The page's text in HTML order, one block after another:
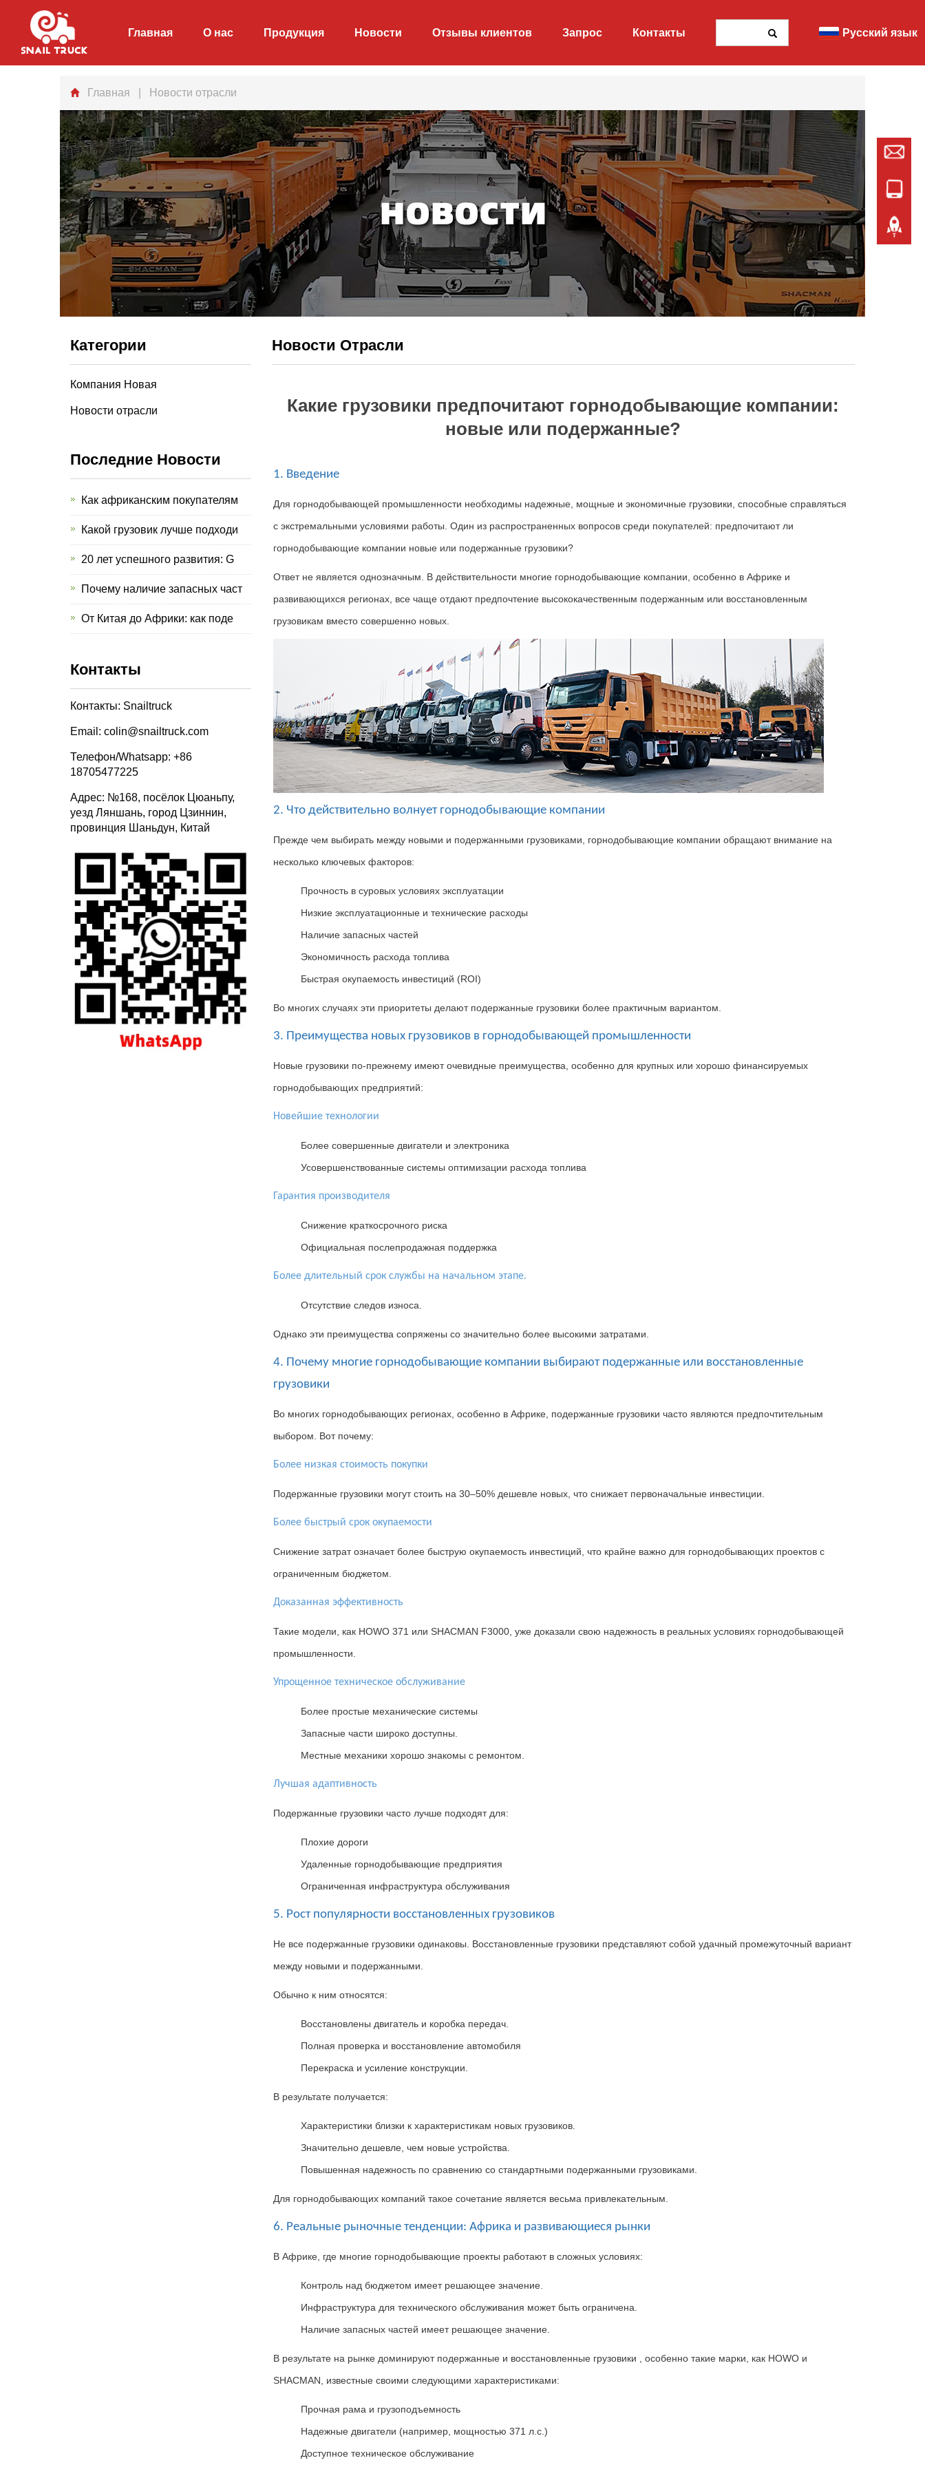
Главная О нас Продукция Новости Отзывы клиентов Запрос Контакты Русский язык
Главная | Новости отрасли
Новости Отрасли
Какие грузовики предпочитают горнодобывающие компании:
новые или подержанные?
1. Введение
Для горнодобывающей промышленности необходимы надежные, мощные и экономичные грузовики способные справляться
с экстремальными условиями работы Один из распространенных вопросов среди покупателей: предпочитают ли
горнодобывающие компании новые или подержанные грузовики?
Ответ не является однозначным В действительности многие горнодобывающие компании особенно в Африке и
развивающихся регионах, все чаще отдают предпочтение высококачественным подержанным или восстановленным
грузовикам вместо совершенно новых.
2. Что действительно волнует горнодобывающие компании
Прежде чем выбирать между новыми и подержанными грузовиками
горнодобывающие компании обращают внимание на
несколько ключевых факторов:
Прочность в суровых условиях эксплуатации
Низкие эксплуатационные и технические расходы
Наличие запасных частей
Экономичность расхода топлива
Быстрая окупаемость инвестиций (ROI)
Во многих случаях эти приоритеты делают подержанные грузовики более практичным вариантом
3. Преимущества новых грузовиков в горнодобывающей промышленности
Новые грузовики по-прежнему имеют очевидные преимущества особенно для крупных или хорошо финансируемых
горнодобывающих предприятий:
Новейшие технологии
Более совершенные двигатели и электроника
Усовершенствованные системы оптимизации расхода топлива
Гарантия производителя
Снижение краткосрочного риска
Официальная послепродажная поддержка
Более длительный срок службы на начальном этапе.
Отсутствие следов износа.
Однако эти преимущества сопряжены со значительно более высокими затратами
4. Почему многие горнодобывающие компании выбирают подержанные или восстановленные
грузовики
Во многих горнодобывающих регионах, особенно в Африке, подержанные грузовики часто являются предпочтительным
выбором
Вот почему:
Более низкая стоимость покупки
Подержанные грузовики могут стоить на 30–50% дешевле новых, что снижает первоначальные инвестиции
Более быстрый срок окупаемости
Снижение затрат означает более быструю окупаемость инвестиций что крайне важно для горнодобывающих проектов с
ограниченным бюджетом
Доказанная эффективность
Такие модели какHOWO 371 или SHACMAN F3000, уже доказали свою надежность в реальных условиях горнодобывающей
промышленности
Упрощенное техническое обслуживание
Более простые механические системы
Запасные части широко доступны.
Местные механики хорошо знакомы с ремонтом.
Лучшая адаптивность
Подержанные грузовики часто лучше подходят для:
Плохие дороги
Удаленные горнодобывающие предприятия
Ограниченная инфраструктура обслуживания
5. Рост популярности восстановленных грузовиков
Не все подержанные грузовики одинаковы Восстановленные грузовики представляют собой удачный промежуточный вариант
между новыми и подержанными
Обычно к ним относятся:
Восстановлены двигатель и коробка передач.
Полная проверка и восстановление автомобиля
Перекраска и усиление конструкции.
В результате получается:
Характеристики близки к характеристикам новых грузовиков.
Значительно дешевле, чем новые устройства.
Повышенная надежность по сравнению со стандартными подержанными грузовиками.
Для горнодобывающих компаний такое сочетание является весьма привлекательным
6. Реальные рыночные тенденции: Африка и развивающиеся рынки
В Африке, где многие горнодобывающие проекты работают в сложных условиях:
Контроль над бюджетом имеет решающее значение.
Инфраструктура для технического обслуживания может быть ограничена.
Наличие запасных частей имеет решающее значение.
В результате на рынке доминируют подержанные и восстановленные грузовики особенно такие марки какHOWO и
SHACMAN, известные своими следующими характеристиками:
Прочная рама и грузоподъемность
Надежные двигатели (например, мощностью 371 л.с.)
Доступное техническое обслуживание
Категории
Компания Новая
Новости отрасли
Последние Новости
Как африканским покупателям
Какой грузовик лучше подходи
20 лет успешного развития: G
Почему наличие запасных част
От Китая до Африки: как поде
Контакты
Контакты: Snailtruck
Email: colin@snailtruck.com
Телефон/Whatsapp: +86
18705477225
Адрес: №168, посёлок Цюаньпу,
уезд Ляншань, город Цзиннин,
провинция Шаньдун, Китай